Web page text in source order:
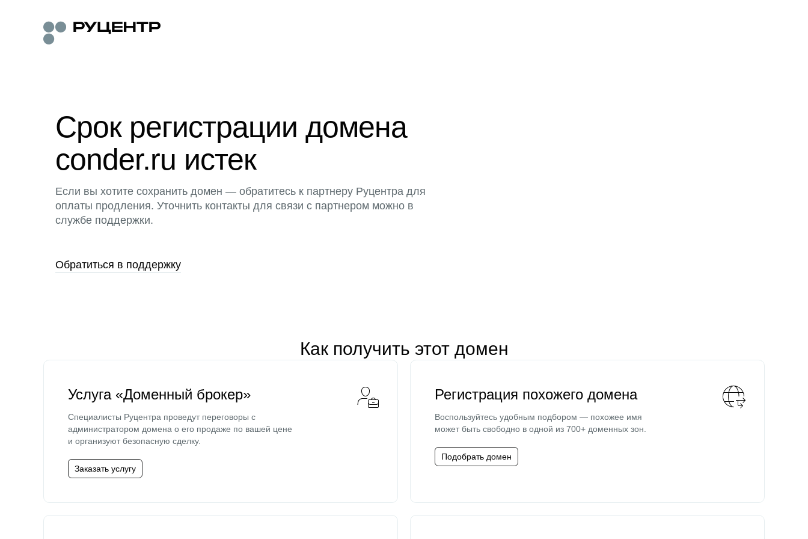
Срок регистрации домена
conder.ru истек
Если вы хотите сохранить домен — обратитесь к партнеру Руцентра для
оплаты продления. Уточнить контакты для связи с партнером можно в
службе поддержки.
Обратиться в поддержку
Как получить этот домен
Услуга «Доменный брокер»
Специалисты Руцентра проведут переговоры с
администратором домена о его продаже по вашей цене
и организуют безопасную сделку.
Заказать услугу
Регистрация похожего домена
Воспользуйтесь удобным подбором — похожее имя
может быть свободно в одной из 700+ доменных зон.
Подобрать домен